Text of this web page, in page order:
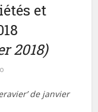
et
2018)
de janvier